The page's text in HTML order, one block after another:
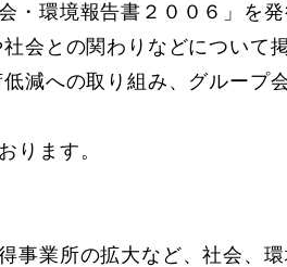
環境報告書２００６」を
会との関わりなどについて
減への取り組み、グループ
ります。
業所の拡大など、社会、